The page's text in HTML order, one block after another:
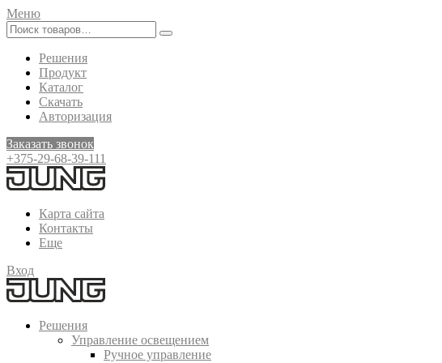
Меню
Решения
Продукт
Каталог
Скачать
Авторизация
Заказать звонок
+375-29-68-39-111
Карта сайта
Контакты
Еще
Вход
Решения
Управление освещением
Ручное управление